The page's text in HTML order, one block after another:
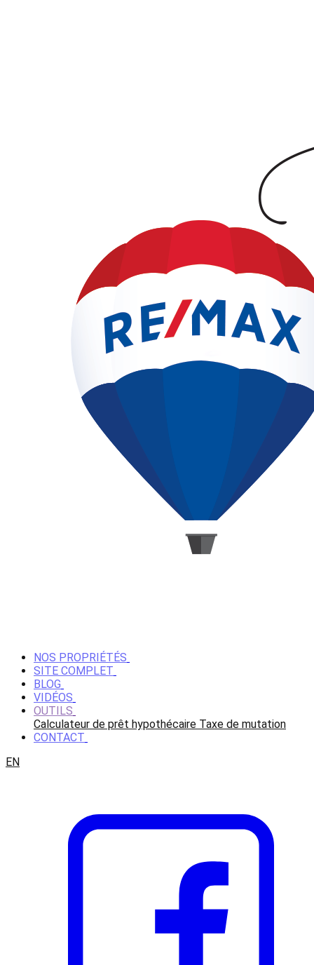
NOS PROPRIÉTÉS
SITE COMPLET
BLOG
VIDÉOS
OUTILS
Calculateur de prêt hypothécaire Taxe de mutation
CONTACT
EN